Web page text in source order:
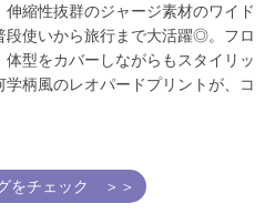
縮性抜群のジャージ素材のワイド
段使いから旅行まで大活躍◎。フロ
型をカバーしながらもスタイリッ
柄風のレオパードプリントが、コ
をチェック ＞＞